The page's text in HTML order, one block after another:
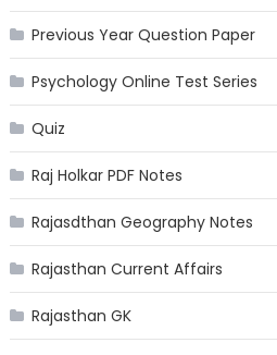
Previous Year Question Paper
Psychology Online Test Series
Quiz
Raj Holkar PDF Notes
Rajasdthan Geography Notes
Rajasthan Current Affairs
Rajasthan GK